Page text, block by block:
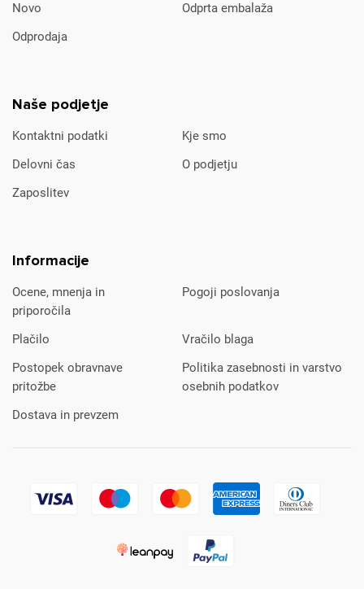
Novo
Odprta embalaža
Odprodaja
Naše podjetje
Kontaktni podatki
Kje smo
Delovni čas
O podjetju
Zaposlitev
Informacije
Ocene, mnenja in
priporočila
Pogoji poslovanja
Plačilo
Vračilo blaga
Postopek obravnave
pritožbe
Politika zasebnosti in varstvo
osebnih podatkov
Dostava in prevzem